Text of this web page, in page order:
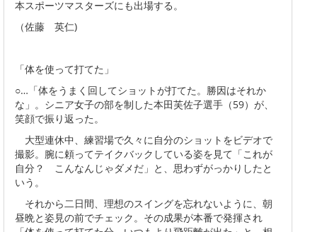
本スポーツマスターズにも出場する。
（佐藤 英仁)
「体を使って打てた」
○…「体をうまく回してショットが打てた。勝因はそれか
な」。シニア女子の部を制した本田芙佐子選手（59）が、
笑顔で振り返った。
大型連休中、練習場で久々に自分のショットをビデオで
撮影。腕に頼ってテイクバックしている姿を見て「これが
自分？ こんなんじゃダメだ」と、思わずがっかりしたと
いう。
それから二日間、理想のスイングを忘れないように、朝
昼晩と姿見の前でチェック。その成果が本番で発揮され